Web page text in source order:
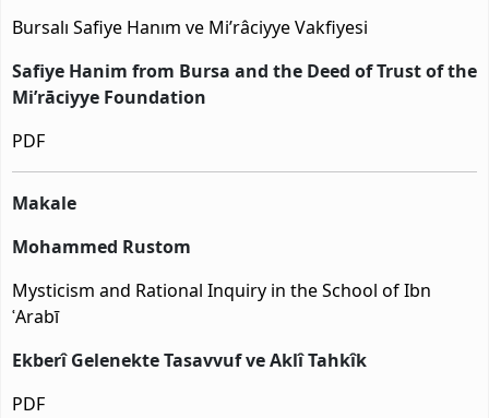
Bursalı Safiye Hanım ve Mi’râciyye Vakfiyesi
Safiye Hanim from Bursa and the Deed of Trust of the
Mi’rāciyye Foundation
PDF
Makale
Mohammed Rustom
Mysticism and Rational Inquiry in the School of Ibn
ʿArabī
Ekberî Gelenekte Tasavvuf ve Aklî Tahkîk
PDF